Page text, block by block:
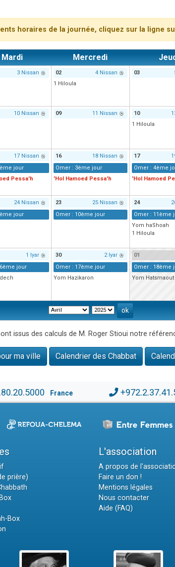
horaires de la journée, cliquez sur la ligne
Mardi Mercredi
3 Nissan 02
4 Nissan
1 Hiloula
03
10 Nissan
09 11 Nissan 10
1 Hiloula
17 Nissan
jour
Pessa'h
16
18 Nissan
Omer : 3ème jour
'Hol Hamoed Pessa'h
17
Omer : 4ème
'Hol Hamoed
24 Nissan
jour
23
25 Nissan
Omer : 10ème jour
24
Omer : 11ème
Yom haShoah
1 Hiloula
1 Iyar
jour
30
2 Iyar
Omer : 17ème jour
Yom Hazikaron
01
Omer : 18ème
Yom Hatsmaout
issus des calculs de M. Roger Stioui notre
ma ville Calendrier des Chabbat
France
prière)
Box
L'association
A propos de
Faire un don !
Mentions légales
Nous contacter
Aide (FAQ)